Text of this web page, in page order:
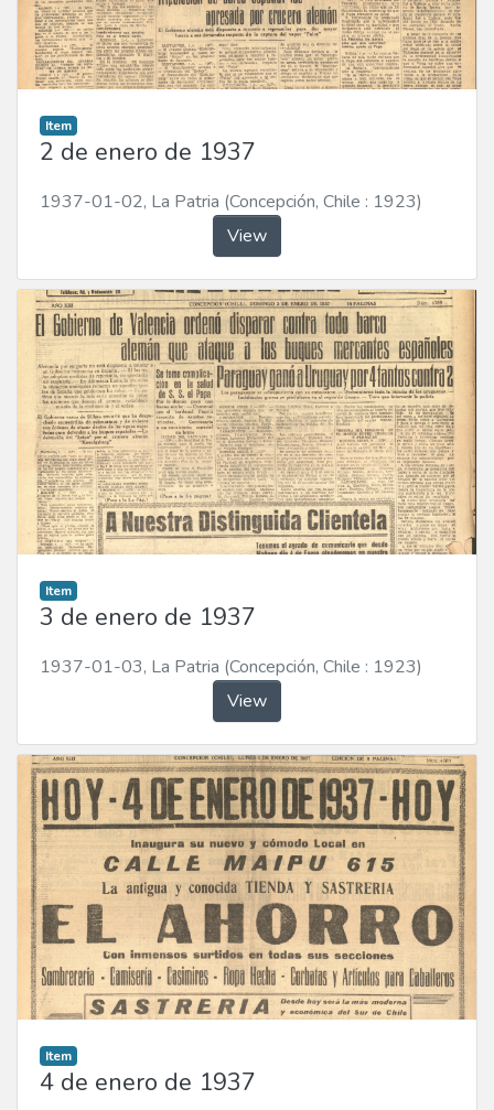
Item
2 de enero de 1937
1937-01-02, La Patria (Concepción, Chile : 1923)
View
Item
3 de enero de 1937
1937-01-03, La Patria (Concepción, Chile : 1923)
View
Item
4 de enero de 1937